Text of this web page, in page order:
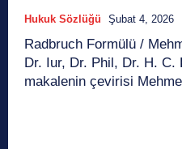
Hukuk Sözlüğü Şubat 4, 2026
Radbruch Formülü /
Dr. Iur, Dr. Phil, Dr. H. C.
makalenin çevirisi